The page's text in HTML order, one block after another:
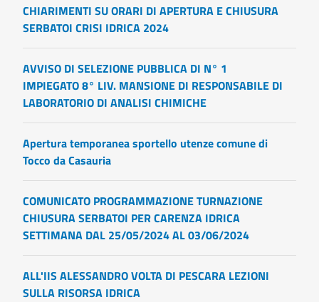
CHIARIMENTI SU ORARI DI APERTURA E CHIUSURA
SERBATOI CRISI IDRICA 2024
AVVISO DI SELEZIONE PUBBLICA DI N° 1
IMPIEGATO 8° LIV. MANSIONE DI RESPONSABILE DI
LABORATORIO DI ANALISI CHIMICHE
Apertura temporanea sportello utenze comune di
Tocco da Casauria
COMUNICATO PROGRAMMAZIONE TURNAZIONE
CHIUSURA SERBATOI PER CARENZA IDRICA
SETTIMANA DAL 25/05/2024 AL 03/06/2024
ALL'IIS ALESSANDRO VOLTA DI PESCARA LEZIONI
SULLA RISORSA IDRICA